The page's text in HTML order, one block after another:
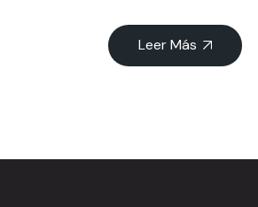
Leer Más